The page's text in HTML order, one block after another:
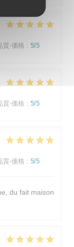
質-価格 : 5/5
質-価格 : 5/5
質-価格 : 5/5
du fait maison